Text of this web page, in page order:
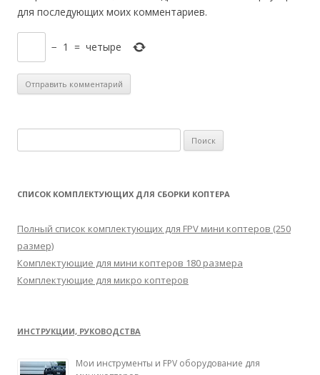
для последующих моих комментариев.
− 1 = четыре
а
т
:
СПИСОК КОМПЛЕКТУЮЩИХ ДЛЯ СБОРКИ КОПТЕРА
Полный список комплектующих для FPV мини коптеров (250
размер)
Комплектующие для мини коптеров 180 размера
Комплектующие для микро коптеров
ИНСТРУКЦИИ, РУКОВОДСТВА
Мои инструменты и FPV оборудование для